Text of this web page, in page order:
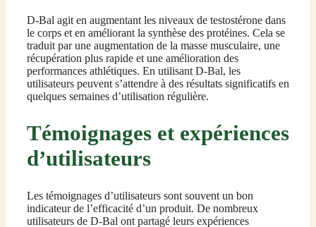
D-Bal agit en augmentant les niveaux de testostérone dans
le corps et en améliorant la synthèse des protéines. Cela se
traduit par une augmentation de la masse musculaire, une
récupération plus rapide et une amélioration des
performances athlétiques. En utilisant D-Bal, les
utilisateurs peuvent s’attendre à des résultats significatifs en
quelques semaines d’utilisation régulière.
Témoignages et expériences
d’utilisateurs
Les témoignages d’utilisateurs sont souvent un bon
indicateur de l’efficacité d’un produit. De nombreux
utilisateurs de D-Bal ont partagé leurs expériences